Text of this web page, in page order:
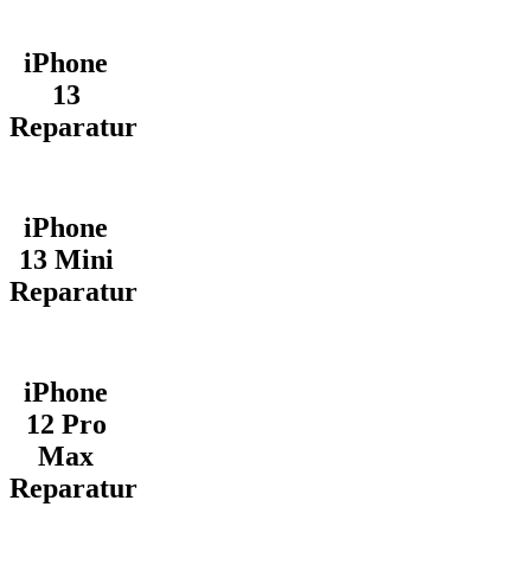
iPhone
13
Reparatur
iPhone
13 Mini
Reparatur
iPhone
12 Pro
Max
Reparatur